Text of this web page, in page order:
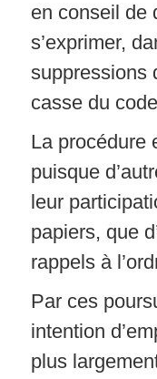
en conseil de
s’exprimer,
suppressions
casse du
La procédure
puisque
leur
papiers, que
rappels à
Par ces
intention
plus